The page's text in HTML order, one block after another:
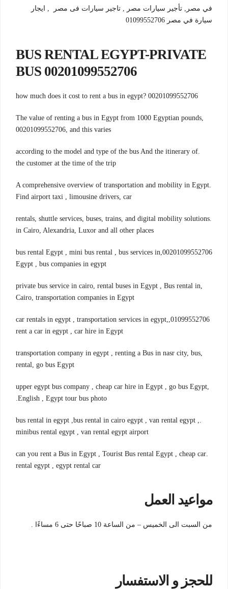
في مصر, تأجير سيارات مصر , تاجير سيارات فى مصر , ايجار
سيارة في مصر 01099552706
BUS RENTAL EGYPT-PRIVATE
BUS 00201099552706
00201099552706 ?how much does it cost to rent a bus in egypt
,The value of renting a bus in Egypt from 1000 Egyptian pounds
00201099552706, and this varies
.according to the model and type of the bus And the itinerary of
the customer at the time of the trip
A comprehensive overview of transportation and mobility in Egypt.
Find airport taxi , limousine drivers, car
.rentals, shuttle services, buses, trains, and digital mobility solutions
in Cairo, Alexandria, Luxor and all other places
00201099552706,bus rental Egypt , mini bus rental , bus services in
Egypt , bus companies in egypt
,private bus service in cairo, rental buses in Egypt , Bus rental in
Cairo, transportation companies in Egypt
01099552706,car rentals in egypt , transportation services in egypt,
rent a car in egypt , car hire in Egypt
,transportation company in egypt , renting a Bus in nasr city, bus
rental, go bus Egypt
,upper egypt bus company , cheap car hire in Egypt , go bus Egypt
English , Egypt tour bus photo.
.bus rental in egypt ,bus rental in cairo egypt , van rental egypt ,
minibus rental egypt , van rental egypt airport
.can you rent a Bus in Egypt , Tourist Bus rental Egypt , cheap car
rental egypt , egypt rental car
مواعيد العمل
من السبت الى الخميس – من الساعة 10 صباحًا حتى 6 مساءًا .
للحجز و الاستفسار